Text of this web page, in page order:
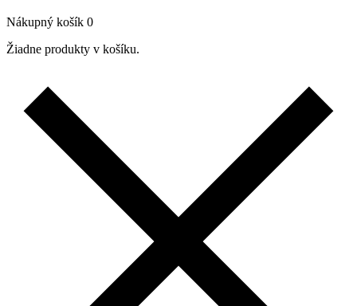
Nákupný košík 0
Žiadne produkty v košíku.